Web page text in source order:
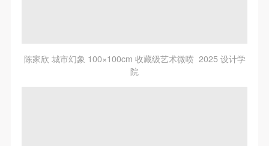
陈家欣 城市幻象 100×100cm 收藏级艺术微喷 2025 设计学
院